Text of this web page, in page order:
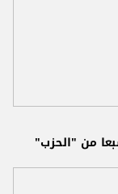
من "الحزب"